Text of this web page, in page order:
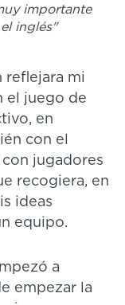
importante
inglés"
reflejara mi
el juego de
en
con el
jugadores
recogiera, en
ideas
equipo.
a
empezar la